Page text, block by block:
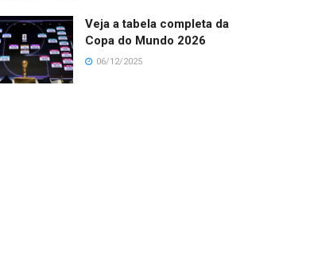
Veja a tabela completa da
Copa do Mundo 2026
06/12/2025